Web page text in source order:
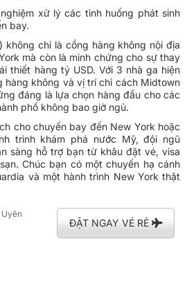
xử lý các tình huống phát sinh
bay.
không chỉ là cổng hàng không nội địa
mà còn là minh chứng cho sự thay
thiết hàng tỷ USD. Với 3 nhà ga hiện
hàng không và vị trí chỉ cách Midtown
đáng là lựa chọn hàng đầu cho các
phố không bao giờ ngủ.
cho chuyến bay đến New York hoặc
trình khám phá nước Mỹ, đội ngũ
sàng hỗ trợ bạn từ khâu đặt vé, visa
Chúc bạn có một chuyến hạ cánh
và một hành trình New York thật
Uyên
ĐẶT NGAY VÉ RẺ